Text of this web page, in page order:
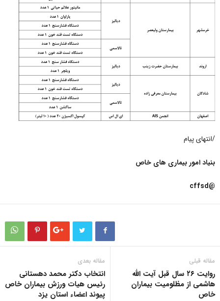
/انتهای پیام
بنیاد امور بیماری های خاص
@cffsd
مقاله قبلی
روایت ۲۶ سال قبل آیت الله
هاشمی از مظلومیت بیماران
خاص
مقاله بعدی
انتخاب دکتر محمد دهستانی
رئیس هیات ورزش بیماران خاص
پیوند اعضاء استان یزد